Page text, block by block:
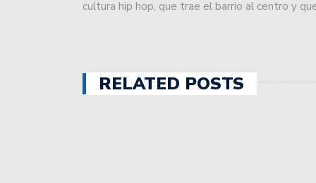
Union va por la
Sin jugar bien, Unión se
cultura hip hop, que trae el barrio al centro y
RELATED POSTS